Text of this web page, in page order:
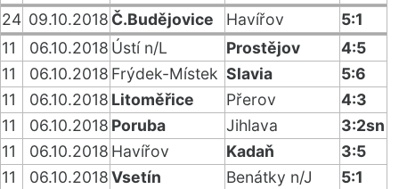
24 09.10.2018 Č.Budějovice Havířov
5:1
11
06.10.2018 Ústí n/L Prostějov
4:5
11
06.10.2018 Frýdek-Místek Slavia
5:6
11
06.10.2018 Litoměřice Přerov
4:3
11
06.10.2018 Poruba Jihlava
3:2sn
11
06.10.2018 Havířov Kadaň
3:5
11
06.10.2018Vsetín Benátky n/J
5:1